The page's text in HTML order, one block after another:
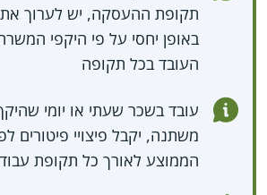
תקופת ההעסקה, יש לערוך את
באופן יחסי על פי היקפי
העובד בכל תקופה
עובד בשכר שעתי או יומי
משתנה, יקבל פיצויי פיטורים
הממוצע לאורך כל תקופת